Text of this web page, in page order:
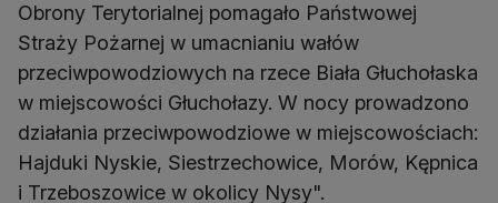
Obrony Terytorialnej pomagało Państwowej
Straży Pożarnej w umacnianiu wałów
przeciwpowodziowych na rzece Biała Głuchołaska
w miejscowości Głuchołazy. W nocy prowadzono
działania przeciwpowodziowe w miejscowościach:
Hajduki Nyskie, Siestrzechowice, Morów, Kępnica
i Trzeboszowice w okolicy Nysy".